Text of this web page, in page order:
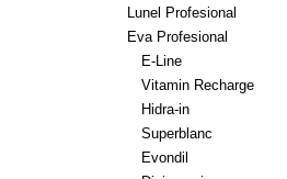
Lunel Profesional
Eva Profesional
E-Line
Vitamin Recharge
Hidra-in
Superblanc
Evondil